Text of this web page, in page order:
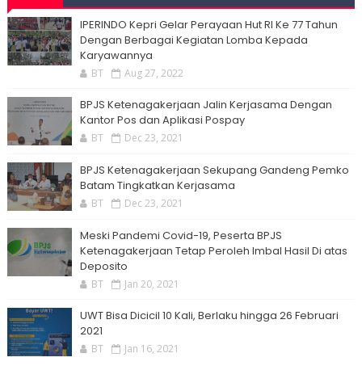
IPERINDO Kepri Gelar Perayaan Hut RI Ke 77 Tahun
Dengan Berbagai Kegiatan Lomba Kepada
Karyawannya
BT Aug 27, 2022
BPJS Ketenagakerjaan Jalin Kerjasama Dengan
Kantor Pos dan Aplikasi Pospay
BT Dec 23, 2021
BPJS Ketenagakerjaan Sekupang Gandeng Pemko
Batam Tingkatkan Kerjasama
BT Dec 23, 2021
Meski Pandemi Covid-19, Peserta BPJS
Ketenagakerjaan Tetap Peroleh Imbal Hasil Di atas
Deposito
BT Jan 20, 2021
UWT Bisa Dicicil 10 Kali, Berlaku hingga 26 Februari
2021
BT Jan 16, 2021